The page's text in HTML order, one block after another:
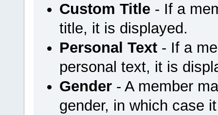
Custom Title- If a
title, it is displayed.
Personal Text- If a
personal text, it is
Gender- A member
gender, in which case